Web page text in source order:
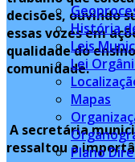
História
Leis
Lei
Mapas
Plano
decisões, ouvindo
essas vozes em
qualidade do
comunidade.
A secretária
ressaltou a